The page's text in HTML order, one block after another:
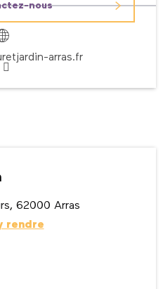
nous
arras.fr
62000 Arras
rendre